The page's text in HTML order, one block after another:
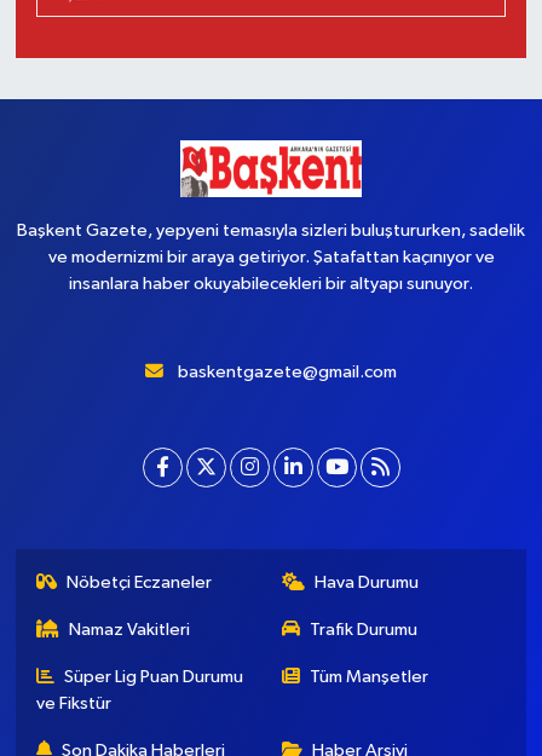
Başkent Gazete, yepyeni temasıyla sizleri buluştururken, sadelik
ve modernizmi bir araya getiriyor. Şatafattan kaçınıyor ve
insanlara haber okuyabilecekleri bir altyapı sunuyor.
baskentgazete@gmail.com
Nöbetçi Eczaneler Hava Durumu
Namaz Vakitleri Trafik Durumu
Süper Lig Puan Durumu
ve Fikstür
Tüm Manşetler
Son Dakika Haberleri Haber Arşivi